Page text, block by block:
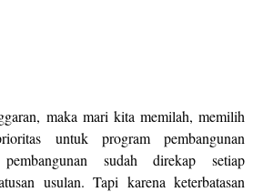
maka mari kita memilah, memilih
untuk program pembangunan
sudah direkap setiap
usulan. Tapi karena keterbatasan